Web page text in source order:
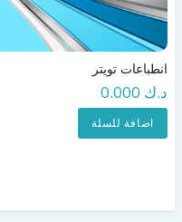
انطباعات تويتر
د.ك 0.000
اضافة للسلة